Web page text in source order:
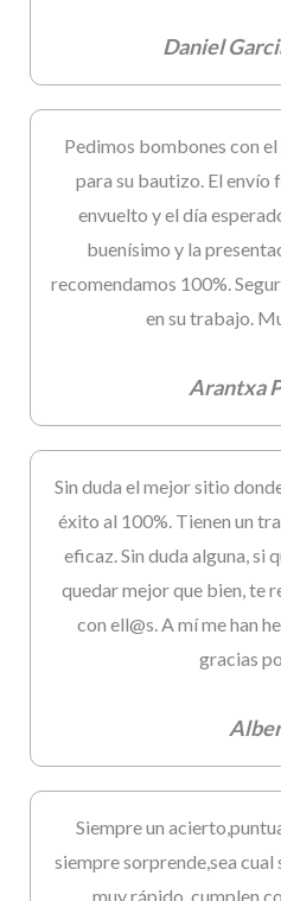
Daniel
Pedimos bombones con
para su bautizo. El envío
envuelto y el día
buenísimo y la
recomendamos 100%.
en su trabajo.
Arantxa
Sin duda el mejor sitio
éxito al 100%. Tienen un
eficaz. Sin duda alguna, si
quedar mejor que bien, te
con ell@s. A mí me han
gracias
Siempre un
siempre sorprende,sea cual
muy rápido ,cumplen